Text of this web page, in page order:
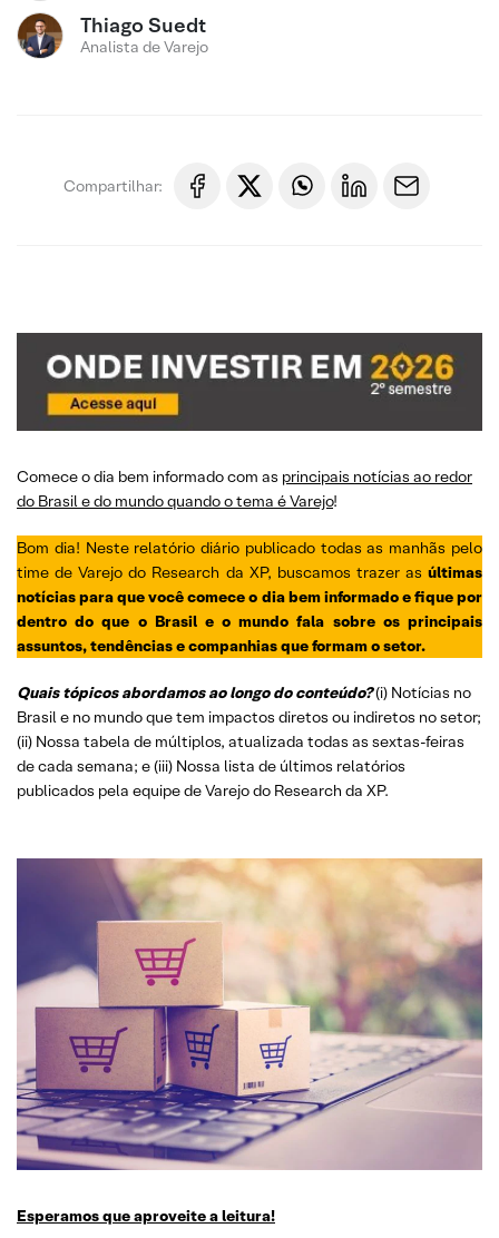
Thiago Suedt
Analista de Varejo
Compartilhar:
Comece o dia bem informado com as principais notícias ao redor
do Brasil e do mundo quando o tema é Varejo!
Bom dia! Neste relatório diário publicado todas as manhãs pelo
time de Varejo do Research da XP, buscamos trazer as últimas
notícias para que você comece o dia bem informado e fique por
dentro do que o Brasil e o mundo fala sobre os principais
assuntos, tendências e companhias que formam o setor.
Quais tópicos abordamos ao longo do conteúdo?(i) Notícias no
Brasil e no mundo que tem impactos diretos ou indiretos no setor;
(ii) Nossa tabela de múltiplos, atualizada todas as sextas-feiras
de cada semana; e (iii) Nossa lista de últimos relatórios
publicados pela equipe de Varejo do Research da XP.
Esperamos que aproveite a leitura!